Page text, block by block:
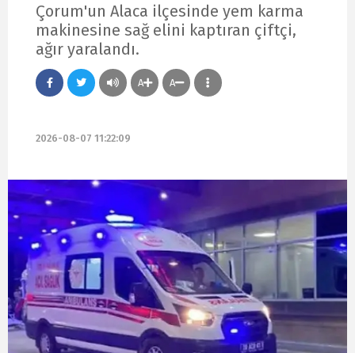
Çorum'un Alaca ilçesinde yem karma
makinesine sağ elini kaptıran çiftçi,
ağır yaralandı.
A A
2026-08-07 11:22:09